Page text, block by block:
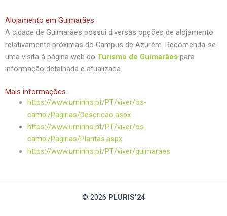
Alojamento em Guimarães
A cidade de Guimarães possui diversas opções de alojamento
relativamente próximas do Campus de Azurém. Recomenda-se
uma visita à página web do Turismo de Guimarães para
informação detalhada e atualizada.
Mais informações
https://www.uminho.pt/PT/viver/os-
campi/Paginas/Descricao.aspx
https://www.uminho.pt/PT/viver/os-
campi/Paginas/Plantas.aspx
https://www.uminho.pt/PT/viver/guimaraes
© 2026 PLURIS'24